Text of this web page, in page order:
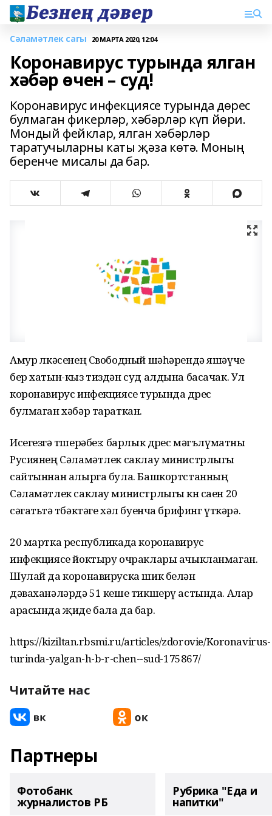
Сәламәтлек сагы 20 МАРТА 2020, 12:04
Коронавирус турында ялган
хәбәр өчен – суд!
Коронавирус инфекциясе турында дөрес
булмаган фикерләр, хәбәрләр күп йөри.
Мондый фейклар, ялган хәбәрләр
таратучыларны каты җәза көтә. Моның
беренче мисалы да бар.
Амур өлкәсенең Свободный шәһәрендә яшәүче
бер хатын-кыз тиздән суд алдына басачак. Ул
коронавирус инфекциясе турында дөрес
булмаган хәбәр тараткан.
Исегезгә төшерәбез: барлык дөрес мәгълүматны
Русиянең Сәламәтлек саклау министрлыгы
сайтыннан алырга була. Башкортстанның
Сәламәтлек саклау министрлыгы көн саен 20
сәгатьтә төбәктәге хәл буенча брифинг үткәрә.
20 мартка республикада коронавирус
инфекциясе йоктыру очраклары ачыкланмаган.
Шулай да коронавируска шик белән
дәваханәләрдә 51 кеше тикшерү астында. Алар
арасында җиде бала да бар.
https://kiziltan.rbsmi.ru/articles/zdorovie/Koronavirus-
turinda-yalgan-h-b-r-chen--sud-175867/
Читайте нас
Партнеры
Фотобанк
журналистов РБ
Рубрика "Еда и
напитки"